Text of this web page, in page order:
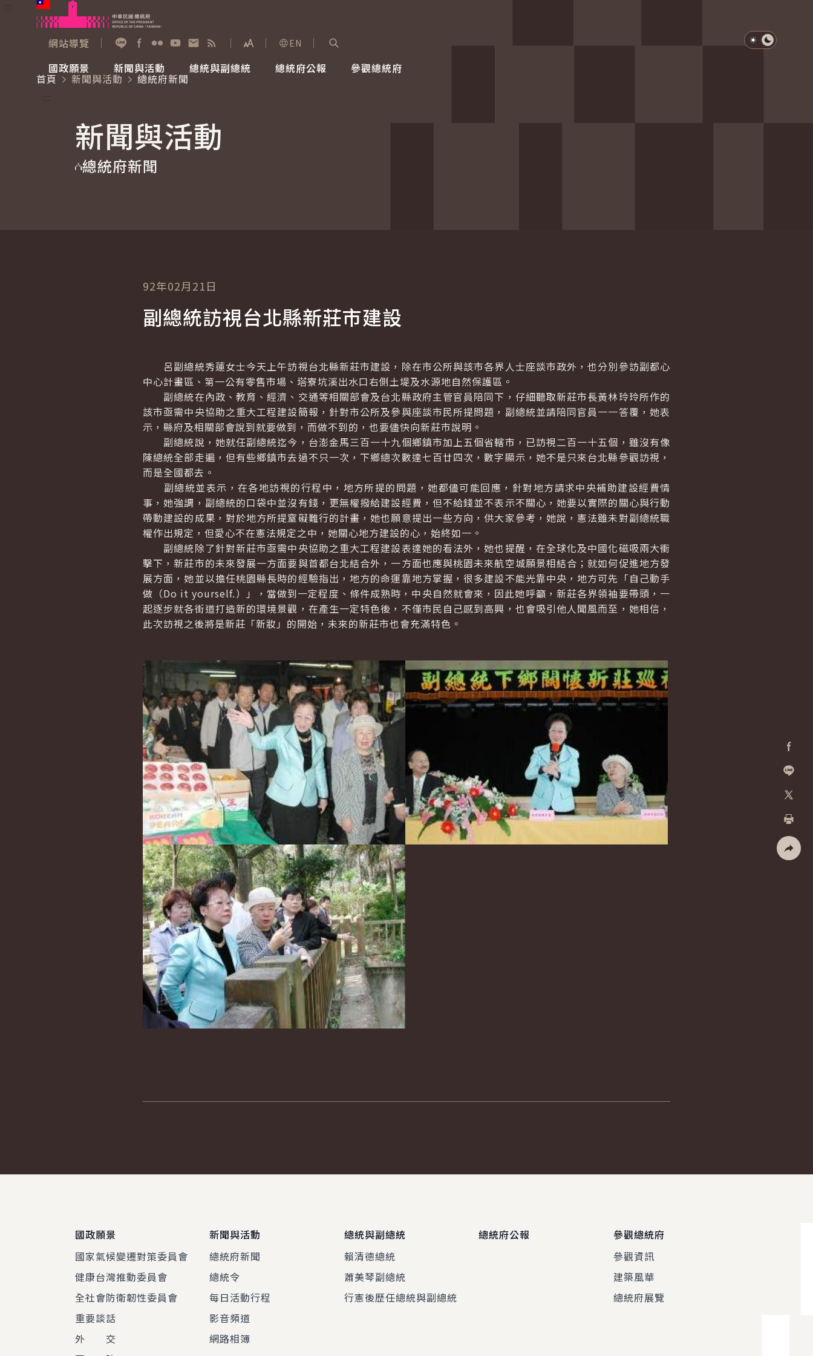
跳到主要內容
網站導覽
展開字級選單
EN
國政願景
國家氣候變遷對策委員會
重要談話
新聞與活動
總統府新聞
影音頻道
總統與副總統
賴清德總統
總統府公報 參觀總統府
參觀資訊
淺色模式
深色模式
首頁
新聞與活動
總統府新聞
新聞與活動
總統府新聞
加入好
列印
92年02月21日
副總統訪視台北縣新莊市建設
呂副總統秀蓮女士今天上午訪視台北縣新莊市建設，除在市公所與該市各界人士座談市政外，也分別參訪副都心
中心計畫區、第一公有零售市場、塔寮坑溪出水口右側土堤及水源地自然保護區。
副總統在內政、教育、經濟、交通等相關部會及台北縣政府主管官員陪同下，仔細聽取新莊市長黃林玲玲所作的
該市亟需中央協助之重大工程建設簡報，針對市公所及參與座談市民所提問題，副總統並請陪同官員一一答覆，她表
示，縣府及相關部會說到就要做到，而做不到的，也要儘快向新莊市說明。
副總統說，她就任副總統迄今，台澎金馬三百一十九個鄉鎮市加上五個省轄市，已訪視二百一十五個，雖沒有像
陳總統全部走遍，但有些鄉鎮市去過不只一次，下鄉總次數達七百廿四次，數字顯示，她不是只來台北縣參觀訪視，
而是全國都去。
副總統並表示，在各地訪視的行程中，地方所提的問題，她都儘可能回應，針對地方請求中央補助建設經費情
事，她強調，副總統的口袋中並沒有錢，更無權撥給建設經費，但不給錢並不表示不關心，她要以實際的關心與行動
帶動建設的成果，對於地方所提窒礙難行的計畫，她也願意提出一些方向，供大家參考，她說，憲法雖未對副總統職
權作出規定，但愛心不在憲法規定之中，她關心地方建設的心，始終如一。
副總統除了針對新莊市亟需中央協助之重大工程建設表達她的看法外，她也提醒，在全球化及中國化磁吸兩大衝
擊下，新莊市的未來發展一方面要與首都台北結合外，一方面也應與桃園未來航空城願景相結合；就如何促進地方發
展方面，她並以擔任桃園縣長時的經驗指出，地方的命運靠地方掌握，很多建設不能光靠中央，地方可先「自己動手
做（Do it yourself.）」，當做到一定程度、條件成熟時，中央自然就會來，因此她呼籲，新莊各界領袖要帶頭，一
起逐步就各街道打造新的環境景觀，在產生一定特色後，不僅市民自己感到高興，也會吸引他人聞風而至，她相信，
此次訪視之後將是新莊「新妝」的開始，未來的新莊市也會充滿特色。
國政願景
國家氣候變遷對策委員會
健康台灣推動委員會
全社會防衛韌性委員會
重要談話
外 交
新聞與活動
總統府新聞
總統令
每日活動行程
影音頻道
網路相簿
總統與副總統
賴清德總統
蕭美琴副總統
行憲後歷任總統與副總統
總統府公報
參觀總統府
參觀資訊
建築風華
總統府展覽